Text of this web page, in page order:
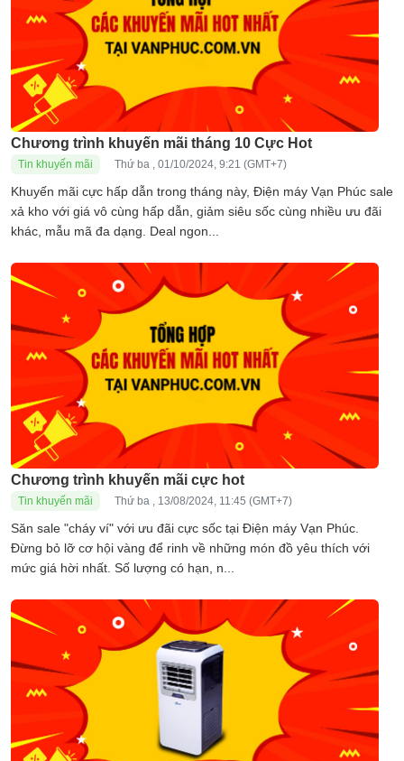
Chương trình khuyến mãi tháng 10 Cực Hot
Tin khuyến mãi Thứ ba , 01/10/2024, 9:21 (GMT+7)
Khuyến mãi cực hấp dẫn trong tháng này, Điện máy Vạn Phúc sale
xả kho với giá vô cùng hấp dẫn, giảm siêu sốc cùng nhiều ưu đãi
khác, mẫu mã đa dạng. Deal ngon...
Chương trình khuyến mãi cực hot
Tin khuyến mãi Thứ ba , 13/08/2024, 11:45 (GMT+7)
Săn sale "cháy ví" với ưu đãi cực sốc tại Điện máy Vạn Phúc.
Đừng bỏ lỡ cơ hội vàng để rinh về những món đồ yêu thích với
mức giá hời nhất. Số lượng có hạn, n...